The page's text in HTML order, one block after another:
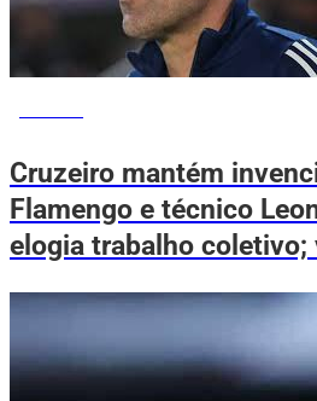
Cruzeiro mantém
Flamengo e técnico
elogia trabalho coletivo;